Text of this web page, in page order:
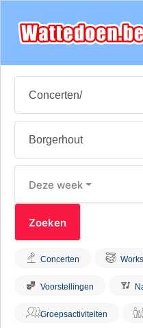
Deze week
Concerten
Voorstellingen
Groepsactiviteiten